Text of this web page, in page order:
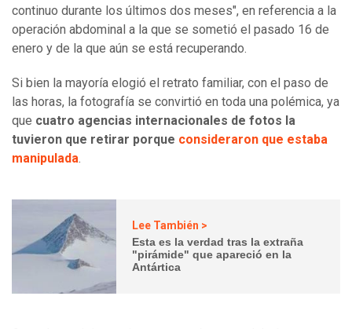
continuo durante los últimos dos meses", en referencia a la
operación abdominal a la que se sometió el pasado 16 de
enero y de la que aún se está recuperando.
Si bien la mayoría elogió el retrato familiar, con el paso de
las horas, la fotografía se convirtió en toda una polémica, ya
que cuatro agencias internacionales de fotos la
tuvieron que retirar porque consideraron que estaba
manipulada.
Lee También >
Esta es la verdad tras la extraña
"pirámide" que apareció en la
Antártica